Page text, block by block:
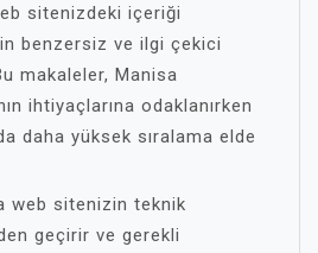
sitenizdeki içeriği
benzersiz ve ilgi çekici
makaleler, Manisa
ihtiyaçlarına odaklanırken
daha yüksek sıralama elde
web sitenizin teknik
geçirir ve gerekli